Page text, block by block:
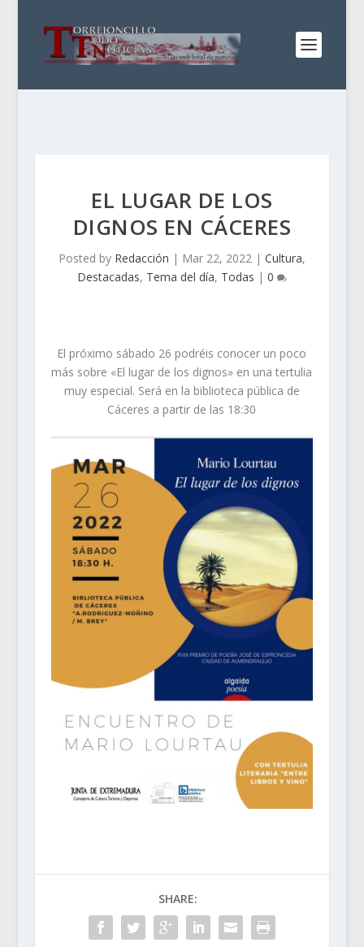
EL LUGAR DE LOS
DIGNOS EN CÁCERES
Posted by Redacción | Mar 22, 2022| Cultura,
Destacadas, Tema del día, Todas | 0
El próximo sábado 26 podréis conocer un poco
más sobre «El lugar de los dignos» en una tertulia
muy especial. Será en la biblioteca pública de
Cáceres a partir de las 18:30
SHARE: